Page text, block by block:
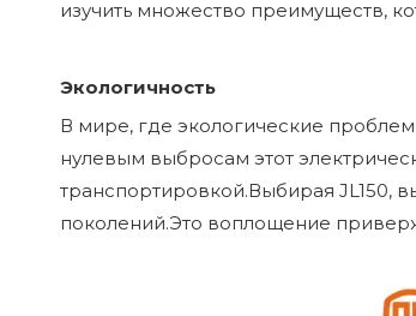
изучить множество преимуществ,
Экологичность
В мире, где экологические
нулевым выбросам этот
транспортировкой.Выбирая JL150,
поколений.Это воплощение